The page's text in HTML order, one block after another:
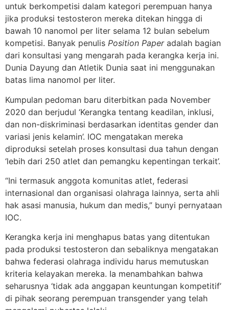
untuk berkompetisi dalam kategori perempuan hanya
jika produksi testosteron mereka ditekan hingga di
bawah 10 nanomol per liter selama 12 bulan sebelum
kompetisi. Banyak penulis Position Paperadalah bagian
dari konsultasi yang mengarah pada kerangka kerja ini.
Dunia Dayung dan Atletik Dunia saat ini menggunakan
batas lima nanomol per liter.
Kumpulan pedoman baru diterbitkan pada November
2020 dan berjudul ‘Kerangka tentang keadilan, inklusi,
dan non-diskriminasi berdasarkan identitas gender dan
variasi jenis kelamin’. IOC mengatakan mereka
diproduksi setelah proses konsultasi dua tahun dengan
‘lebih dari 250 atlet dan pemangku kepentingan terkait’.
“Ini termasuk anggota komunitas atlet, federasi
internasional dan organisasi olahraga lainnya, serta ahli
hak asasi manusia, hukum dan medis,” bunyi pernyataan
IOC.
Kerangka kerja ini menghapus batas yang ditentukan
pada produksi testosteron dan sebaliknya mengatakan
bahwa federasi olahraga individu harus memutuskan
kriteria kelayakan mereka. Ia menambahkan bahwa
seharusnya ‘tidak ada anggapan keuntungan kompetitif’
di pihak seorang perempuan transgender yang telah